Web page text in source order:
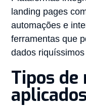
landing pages
automações e
ferramentas que
dados
Tipos